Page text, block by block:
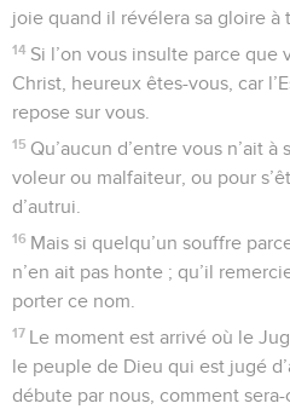
joie quand il révélera sa gloire à
14 Si l’on vous insulte parce que
Christ, heureux êtes-vous, car
repose sur vous.
15 Qu’aucun d’entre vous n’ait
voleur ou malfaiteur, ou pour
d’autrui.
16 Mais si quelqu’un souffre
n’en ait pas honte ; qu’il
porter ce nom.
17 Le moment est arrivé où le
le peuple de Dieu qui est jugé
débute par nous, comment